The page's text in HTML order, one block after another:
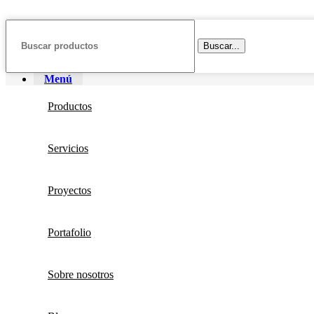
Buscar...
Menú
Productos
Servicios
Proyectos
Portafolio
Sobre nosotros